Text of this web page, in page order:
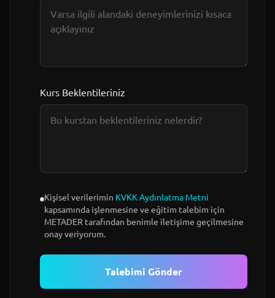
Kurs Beklentileriniz
Kişisel verilerimin KVKK Aydınlatma Metni
kapsamında işlenmesine ve eğitim talebim için
METADER tarafından benimle iletişime geçilmesine
onay veriyorum.
Talebimi Gönder